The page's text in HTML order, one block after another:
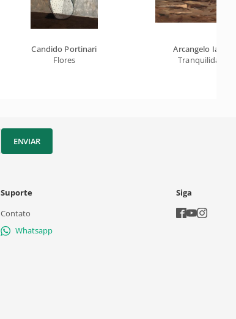
Candido Portinari
Flores
Arcangelo Ianelli
Tranquilidade
ENVIAR
Suporte
Contato
Whatsapp
Siga